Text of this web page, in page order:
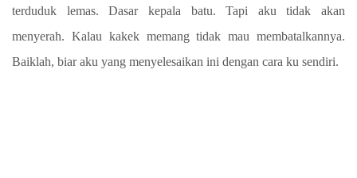
terduduk lemas. Dasar kepala batu. Tapi aku tidak akan
menyerah. Kalau kakek memang tidak mau membatalkannya.
Baiklah, biar aku yang menyelesaikan ini dengan cara ku sendiri.